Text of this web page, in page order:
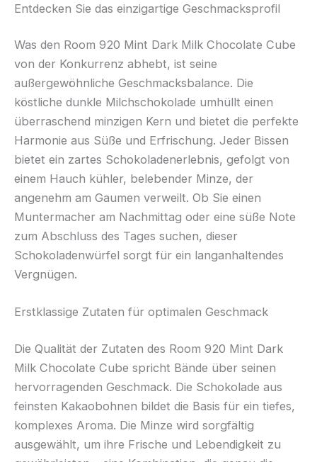
Entdecken Sie das einzigartige Geschmacksprofil
Was den Room 920 Mint Dark Milk Chocolate Cube
von der Konkurrenz abhebt, ist seine
außergewöhnliche Geschmacksbalance. Die
köstliche dunkle Milchschokolade umhüllt einen
überraschend minzigen Kern und bietet die perfekte
Harmonie aus Süße und Erfrischung. Jeder Bissen
bietet ein zartes Schokoladenerlebnis, gefolgt von
einem Hauch kühler, belebender Minze, der
angenehm am Gaumen verweilt. Ob Sie einen
Muntermacher am Nachmittag oder eine süße Note
zum Abschluss des Tages suchen, dieser
Schokoladenwürfel sorgt für ein langanhaltendes
Vergnügen.
Erstklassige Zutaten für optimalen Geschmack
Die Qualität der Zutaten des Room 920 Mint Dark
Milk Chocolate Cube spricht Bände über seinen
hervorragenden Geschmack. Die Schokolade aus
feinsten Kakaobohnen bildet die Basis für ein tiefes,
komplexes Aroma. Die Minze wird sorgfältig
ausgewählt, um ihre Frische und Lebendigkeit zu